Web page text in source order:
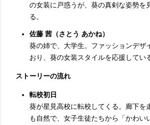
の女装に戸惑うが、葵の真剣な姿勢を
る。
佐藤 茜（さとう あかね）
葵の姉で、大学生。ファッションデザ
おり、葵の女装スタイルを応援してい
ストーリーの流れ
転校初日
葵が星見高校に転校してくる。廊下を
も自然で、女子生徒たちから「かわい